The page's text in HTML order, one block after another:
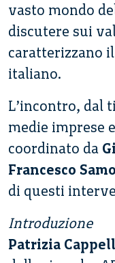
vasto mondo
discutere sui
caratterizzano
italiano.
L’incontro, dal
medie imprese
coordinato da
Francesco
di questi
Introduzione
Patrizia